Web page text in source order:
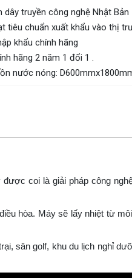
tiêu chuẩn xuất khẩu vào thị
khẩu chính hãng
hãng 2 năm 1 đổi 1 .
nước nóng: D600mmx1800mm
coi là giải pháp công
hòa. Máy sẽ lấy nhiệt từ
sân golf, khu du lịch nghỉ